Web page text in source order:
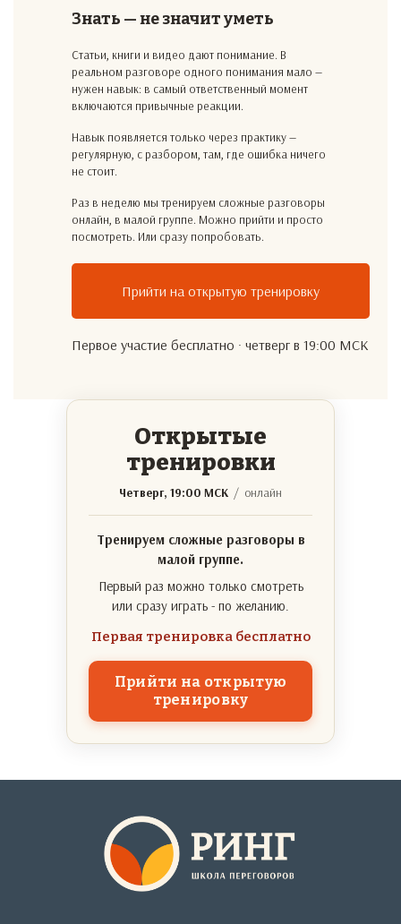
Знать — не значит уметь
Статьи, книги и видео дают понимание. В
реальном разговоре одного понимания мало —
нужен навык: в самый ответственный момент
включаются привычные реакции.
Навык появляется только через практику —
регулярную, с разбором, там, где ошибка ничего
не стоит.
Раз в неделю мы тренируем сложные разговоры
онлайн, в малой группе. Можно прийти и просто
посмотреть. Или сразу попробовать.
Прийти на открытую тренировку
Первое участие бесплатно · четверг в 19:00 МСК
Открытые
тренировки
Четверг, 19:00 МСК / онлайн
Тренируем сложные разговоры в
малой группе.
Первый раз можно только смотреть
или сразу играть - по желанию.
Первая тренировка бесплатно
Прийти на открытую
тренировку